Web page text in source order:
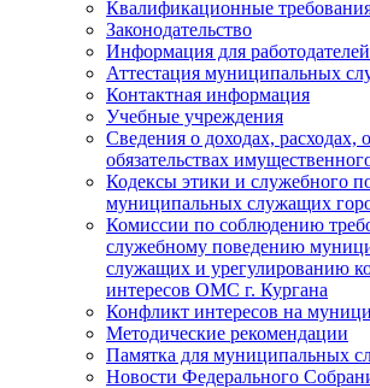
Квалификационные
Законодательство
Информация для работодателей
Аттестация муниципальных
Контактная информация
Учебные учреждения
Сведения о доходах, расходах,
обязательствах
Кодексы этики и служебного
муниципальных служащих
Комиссии по соблюдению
служебному поведению
служащих и урегулированию
интересов ОМС г. Кургана
Конфликт интересов на
Методические рекомендации
Памятка для муниципальных
Новости Федерального